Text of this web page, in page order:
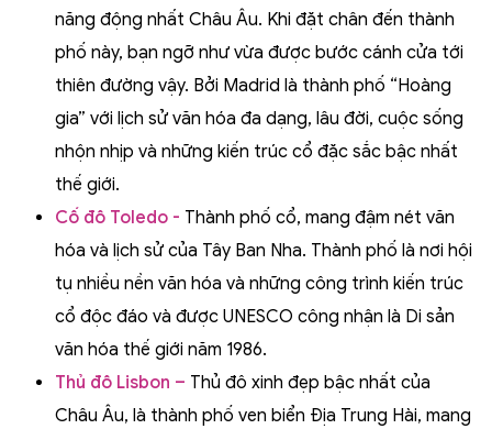
năng động nhất Châu Âu. Khi đặt chân đến thành
phố này, bạn ngỡ như vừa được bước cánh cửa tới
thiên đường vậy. Bởi Madrid là thành phố “Hoàng
gia” với lịch sử văn hóa đa dạng, lâu đời, cuộc sống
nhộn nhịp và những kiến trúc cổ đặc sắc bậc nhất
thế giới.
Cố đô Toledo - Thành phố cổ, mang đậm nét văn
hóa và lịch sử của Tây Ban Nha. Thành phố là nơi hội
tụ nhiều nền văn hóa và những công trình kiến trúc
cổ độc đáo và được UNESCO công nhận là Di sản
văn hóa thế giới năm 1986.
Thủ đô Lisbon – Thủ đô xinh đẹp bậc nhất của
Châu Âu, là thành phố ven biển Địa Trung Hài, mang